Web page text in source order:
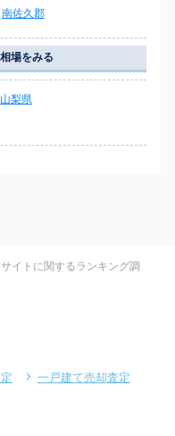
南佐久郡
場をみる
山梨県
イトに関するランキング調
一戸建て売却査定